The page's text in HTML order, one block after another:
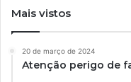
Mais vistos
20 de março de 2024
Atenção perigo de